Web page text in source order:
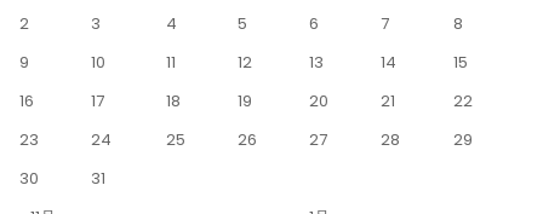
2
3 4 5 6 7
8
9
10 11 12 13 14
15
16
17 18 19 20 21
22
23
24 25 26 27 28
29
30
31